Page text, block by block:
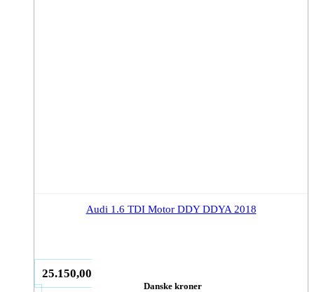
Audi 1.6 TDI Motor DDY DDYA 2018
25.150,00
Danske kroner